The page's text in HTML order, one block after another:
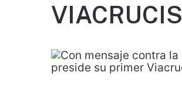
VIACRUCIS